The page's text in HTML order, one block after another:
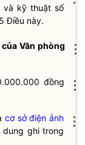
và kỹ thuật số
Điều này.
Văn phòng
đồng
cơ sở điện ảnh
dung ghi trong
⋮
⋮
⋮